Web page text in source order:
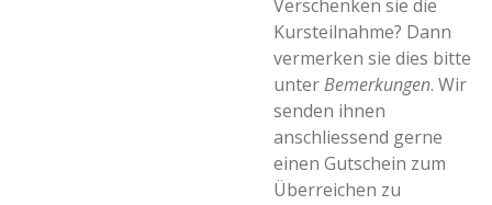
Verschenken sie die
Kursteilnahme? Dann
vermerken sie dies bitte
unterBemerkungen. Wir
senden ihnen
anschliessend gerne
einen Gutschein zum
Überreichen zu